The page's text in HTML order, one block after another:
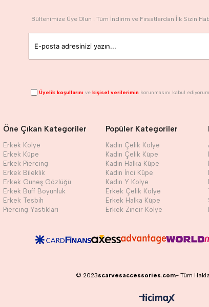
Bültenimize Üye Olun ! Tüm İndirim ve Fırsatlardan İlk Sizin
Üyelik koşullarını ve kişisel verilerimin korunmasını kabul
Öne Çıkan Kategoriler
Erkek Kolye
Erkek Küpe
Erkek Piercing
Erkek Bileklik
Erkek Güneş Gözlüğü
Erkek Buff Boyunluk
Erkek Tesbih
Piercing Yastıkları
Popüler Kategoriler
Kadın Çelik Kolye
Kadın Çelik Küpe
Kadın Halka Küpe
Kadın İnci Küpe
Kadın Y Kolye
Erkek Çelik Kolye
Erkek Halka Küpe
Erkek Zincir Kolye
© 2023scarvesaccessories.com- Tüm